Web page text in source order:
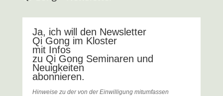
Ja, ich will den Newsletter
Qi Gong im Kloster
mit Infos
zu Qi Gong Seminaren und
Neuigkeiten
abonnieren.
Hinweise zu der von der Einwilligung mitumfassen